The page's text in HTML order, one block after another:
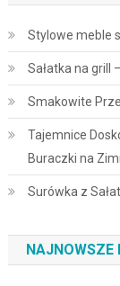
Stylowe meble
Sałatka na grill
Smakowite
Tajemnice
Buraczki na
Surówka z
NAJNOWSZE